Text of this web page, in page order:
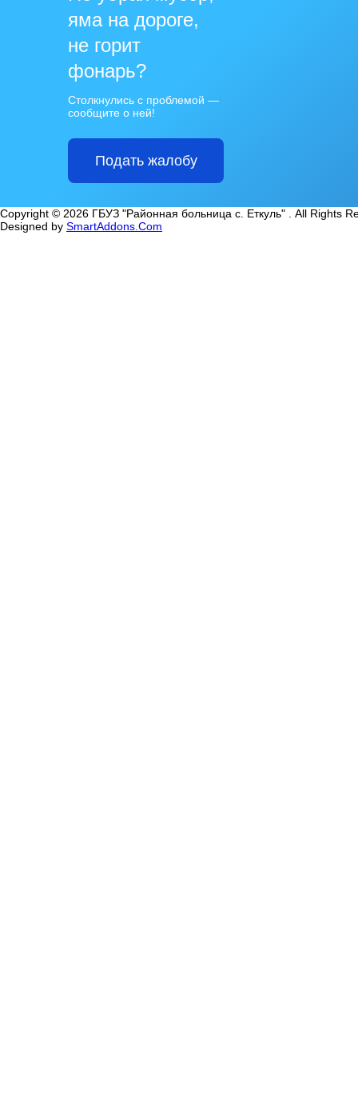
яма на дороге,
не горит
фонарь?
Столкнулись с проблемой —
сообщите о ней!
Подать жалобу
Copyright © 2026 ГБУЗ "Районная больница с. Еткуль" . All Rights
Designed by SmartAddons.Com